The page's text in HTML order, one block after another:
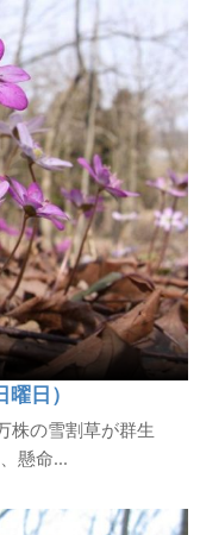
日）
株の雪割草が群生
懸命...